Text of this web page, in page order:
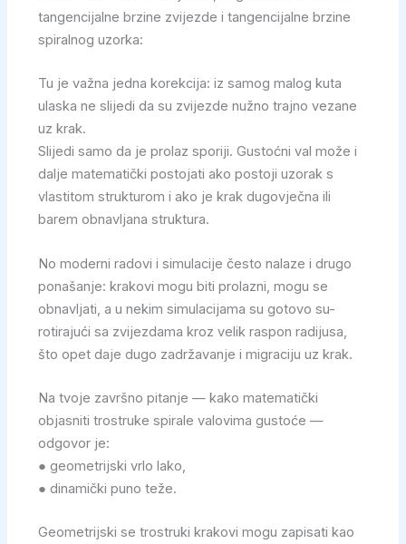
tangencijalne brzine zvijezde i tangencijalne brzine
spiralnog uzorka:
Tu je važna jedna korekcija: iz samog malog kuta
ulaska ne slijedi da su zvijezde nužno trajno vezane
uz krak.
Slijedi samo da je prolaz sporiji. Gustoćni val može i
dalje matematički postojati ako postoji uzorak s
vlastitom strukturom i ako je krak dugovječna ili
barem obnavljana struktura.
No moderni radovi i simulacije često nalaze i drugo
ponašanje: krakovi mogu biti prolazni, mogu se
obnavljati, a u nekim simulacijama su gotovo su-
rotirajući sa zvijezdama kroz velik raspon radijusa,
što opet daje dugo zadržavanje i migraciju uz krak.
Na tvoje završno pitanje — kako matematički
objasniti trostruke spirale valovima gustoće —
odgovor je:
● geometrijski vrlo lako,
● dinamički puno teže.
Geometrijski se trostruki krakovi mogu zapisati kao